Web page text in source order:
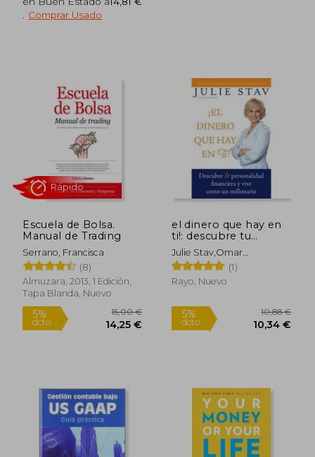
5%
dcto.
5%
dcto.
Rápido
Comprar Usado
Escuela de Bolsa.
Manual de Trading
Serrano, Francisca
(8)
Almuzara, 2013, 1 Edición,
Tapa Blanda, Nuevo
el dinero que hay en
ti!: descubre tu
personalidad
financiera y vive
como un millionario
(en Inglés)
Julie Stav,omar
Amador,gabriel Sandler
(1)
Rayo, Nuevo